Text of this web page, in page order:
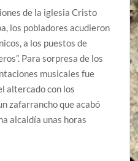
de la iglesia Cristo
los pobladores acudieron
a los puestos de
Para sorpresa de los
musicales fue
altercado con los
zafarrancho que acabó
alcaldía unas horas